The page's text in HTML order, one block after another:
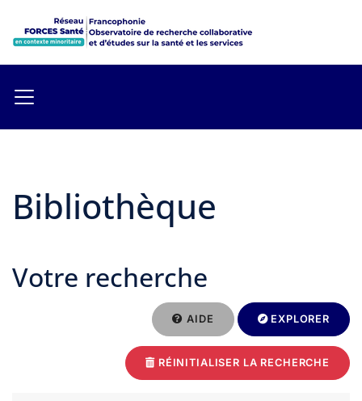
Bibliothèque
Votre recherche
AIDE EXPLORER
RÉINITIALISER LA RECHERCHE